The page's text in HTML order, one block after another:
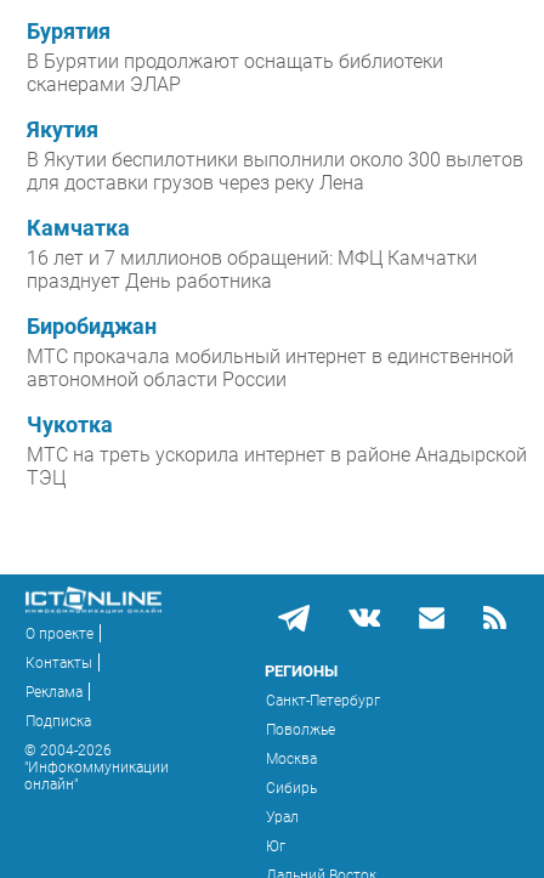
Бурятия
В Бурятии продолжают оснащать библиотеки
сканерами ЭЛАР
Якутия
В Якутии беспилотники выполнили около 300 вылетов
для доставки грузов через реку Лена
Камчатка
16 лет и 7 миллионов обращений: МФЦ Камчатки
празднует День работника
Биробиджан
МТС прокачала мобильный интернет в единственной
автономной области России
Чукотка
МТС на треть ускорила интернет в районе Анадырской
ТЭЦ
О проекте
Контакты
Реклама
Подписка
© 2004-2026
"Инфокоммуникации
онлайн"
РЕГИОНЫ
Санкт-Петербург
Поволжье
Москва
Сибирь
Урал
Юг